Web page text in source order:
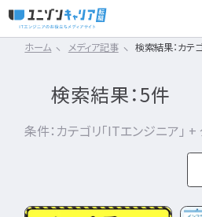
カテゴリから探す
IT転職コラム
インフラエンジニア職種
エンジニアの働き方はどうなの？
エンジニアはおすすめなの？
ホーム メディア記事 検索結果：カテゴ
検索結果：5件
条件：カテゴリ「ITエンジニア」 +